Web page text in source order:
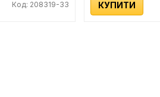
Код: 208319-33 КУПИТИ